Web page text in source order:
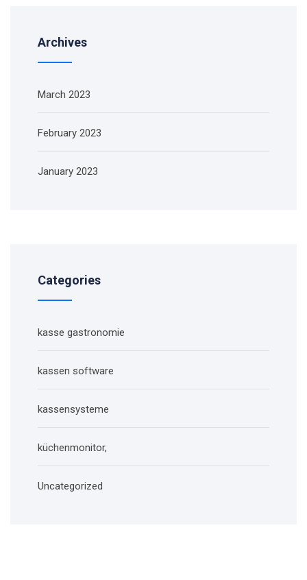
Archives
March 2023
February 2023
January 2023
Categories
kasse gastronomie
kassen software
kassensysteme
küchenmonitor,
Uncategorized